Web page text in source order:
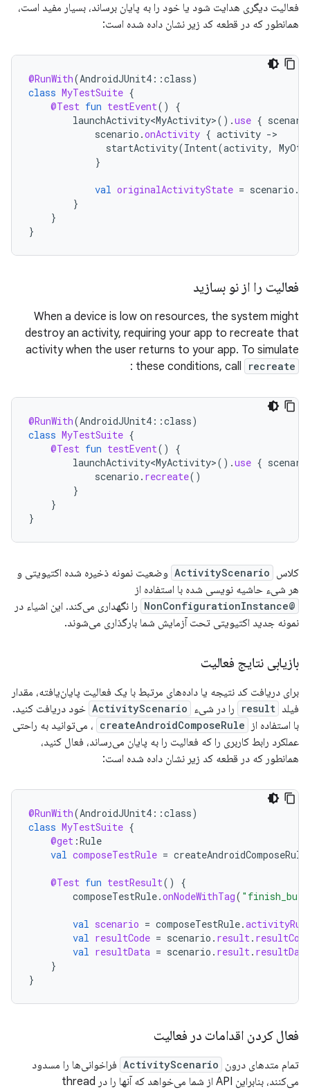
فعالیت دیگری هدایت شود یا خود را به پایان برساند، بسیار مفید است،
همانطور که در قطعه کد زیر نشان داده شده است:
@RunWith(AndroidJUnit4 ::class)
class MyTestSuite {
@Test fun testEvent()
{
launchActivity<MyActivity>().use {
scenario .onActivity { activity -
startActivity(Intent(activity,
}
val originalActivityState = scenario .
}
}
}
فعالیت را از نو بسازید
When a device is low on resources, the system might
destroy an activity, requiring your app to recreate that
activity when the user returns to your app. To simulate
these conditions, call
recreate
:
@RunWith(AndroidJUnit4 ::class)
class MyTestSuite {
@Test fun testEvent()
{
launchActivity<MyActivity>().use {
scenario . recreate()
}
}
}
کلاس ActivityScenario وضعیت نمونه ذخیره شده اکتیویتی و
هر شیء حاشیه نویسی شده با استفاده از
@NonConfigurationInstance
را نگهداری می‌کند. این اشیاء در
نمونه جدید اکتیویتی تحت آزمایش شما بارگذاری می‌شوند.
بازیابی نتایج فعالیت
برای دریافت کد نتیجه یا داده‌های مرتبط با یک فعالیت پایان‌یافته، مقدار
فیلد result را در شیء ActivityScenario خود دریافت کنید.
با استفاده از
createAndroidComposeRule ، می‌توانید به راحتی
عملکرد رابط کاربری را که فعالیت را به پایان می‌رساند، فعال کنید،
همانطور که در قطعه کد زیر نشان داده شده است:
@RunWith(AndroidJUnit4 ::class)
class MyTestSuite {
@get :Rule
val composeTestRule =
@Test fun testResult()
{
composeTestRule.onNodeWithTag(
val scenario = composeTestRule.
val resultCode = scenario . result. resultCode
val resultData = scenario . result. resultData
}
}
فعال کردن اقدامات در فعالیت
تمام متدهای درون ActivityScenario فراخوانی‌ها را مسدود
می‌کنند، بنابراین API از شما می‌خواهد که آنها را در thread